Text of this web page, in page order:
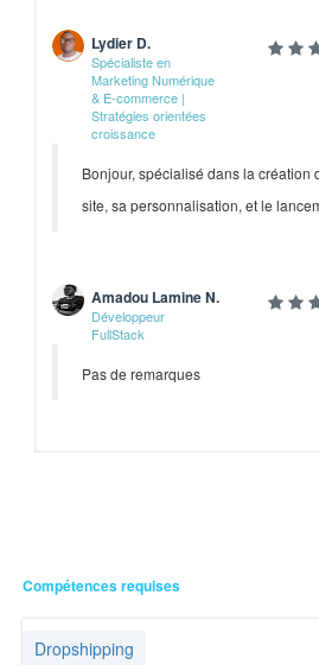
Lydier D.
Spécialiste en
Marketing Numérique
& E-commerce |
Stratégies orientées
croissance
Bonjour, spécialisé dans la
site, sa personnalisation, et le
Amadou Lamine N.
Développeur
FullStack
Pas de remarques
Compétences requises
Dropshipping